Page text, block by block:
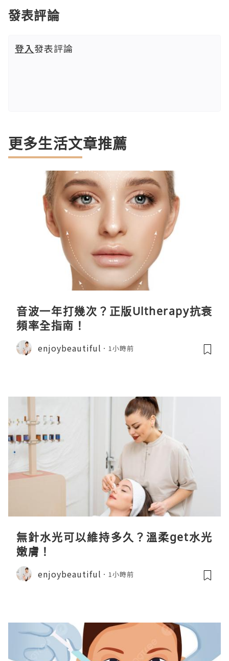
發表評論
登入發表評論
更多生活文章推薦
音波一年打幾次？正版Ultherapy抗衰
頻率全指南！
enjoybeautiful 1小時前
無針水光可以維持多久？溫柔get水光
嫩膚！
enjoybeautiful 1小時前